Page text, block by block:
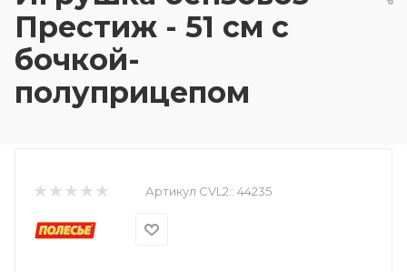
Престиж - 51 см с
бочкой-
полуприцепом
Артикул CVL2:: 44235